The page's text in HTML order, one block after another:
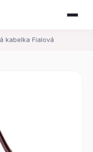
kabelka Fialová